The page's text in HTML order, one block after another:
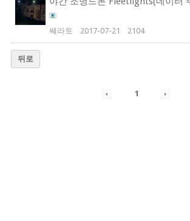
쎄라토 2017-07-21 2104
뒤로
1